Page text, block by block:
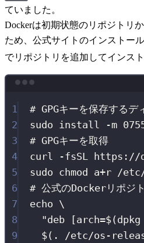
ていました。
Dockerは初期状態のリポジトリ
ため、公式サイトのインストー
でリポジトリを追加してインスト
1
# GPGキーを保存するデ
2
sudo install -m
3
# GPGキーを取得
4
curl -fsSL
https://
5
sudo chmod a+r /
6
# 公式のDockerリポジ
7
echo \
8
"deb [arch=$( dpkg
9
$( . /etc/os-